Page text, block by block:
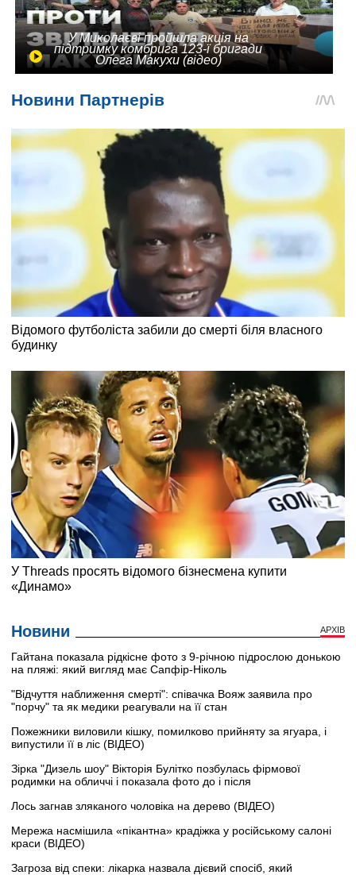
У Миколаєві пройшла акція на
підтримку комбрига 123-ї бригади
Олега Макухи (відео)
Новини АРХІВ
Гайтана показала рідкісне фото з 9-річною підрослою донькою
на пляжі: який вигляд має Сапфір-Ніколь
"Відчуття наближення смерті": співачка Вояж заявила про
"порчу" та як медики реагували на її стан
Пожежники виловили кішку, помилково прийняту за ягуара, і
випустили її в ліс (ВІДЕО)
Зірка "Дизель шоу" Вікторія Булітко позбулась фірмової
родимки на обличчі і показала фото до і після
Лось загнав зляканого чоловіка на дерево (ВІДЕО)
Мережа насмішила «пікантна» крадіжка у російському салоні
краси (ВІДЕО)
Загроза від спеки: лікарка назвала дієвий спосіб, який